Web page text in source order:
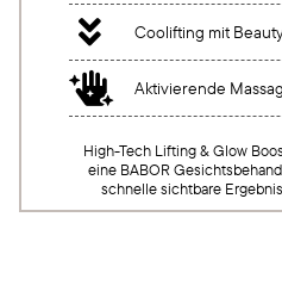
 Coolifting mit
 Aktivierende
High-Tech Lifting & Glow
eine BABOR
schnelle sichtbare